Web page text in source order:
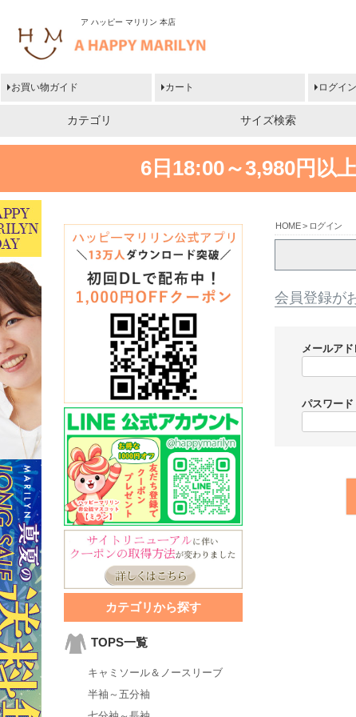
ア ハッピー マリリン 本店
お買い物ガイド カート ログイン
カテゴリ サイズ検索
6日18:00～3,980円以
カテゴリから探す
TOPS一覧
キャミソール＆ノースリーブ
半袖～五分袖
HOME ログイン
会員登録が
メールアド
パスワード